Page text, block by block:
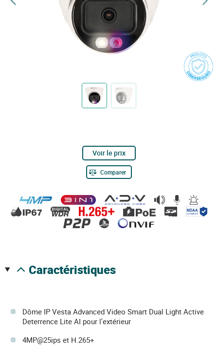
Voir le prix
Comparer
caractéristiques
Dôme IP Vesta Advanced Video Smart Dual Light Active
Deterrence Lite AI pour l'extérieur
4MP@25ips et H.265+